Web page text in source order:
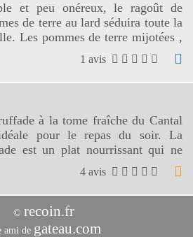
et peu onéreux, le ragoût de
de terre au lard séduira toute la
Les pommes de terre mijotées ,
et goûteuses accompagneront
saucisses ou un rôti de porc.
1 avis
à la tome fraîche du Cantal
pour le repas du soir. La
est un plat nourrissant qui ne
qu'une petite salade pour
4 avis
© recoin.fr
ami de gateau.com